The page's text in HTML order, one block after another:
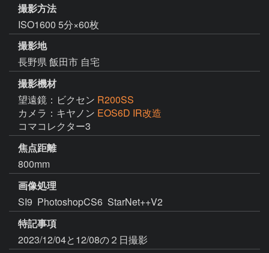
撮影方法
ISO1600 5分×60枚
撮影地
長野県 飯田市 自宅
撮影機材
望遠鏡：ビクセン R200SS
カメラ：キヤノン EOS6D IR改造
焦点距離
800mm
画像処理
SI9  PhotoshopCS6  StarNet++V2
特記事項
2023/12/04と12/08の２日撮影